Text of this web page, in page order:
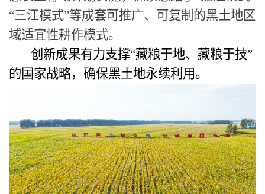
“三江模式”等成套可推广、可复制的黑土地区
域适宜性耕作模式。
创新成果有力支撑“藏粮于地、藏粮于技”
的国家战略，确保黑土地永续利用。